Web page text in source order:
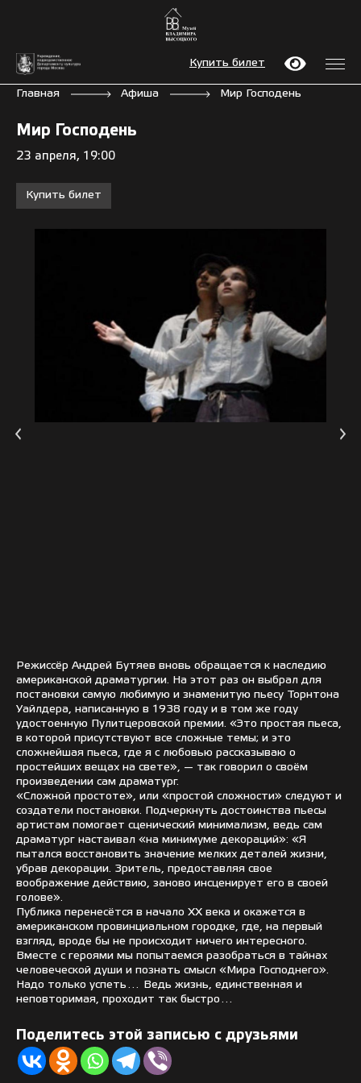
Купить билет
Главная Афиша Мир Господень
Мир Господень
23 апреля, 19:00
Купить билет
Режиссёр Андрей Бутяев вновь обращается к наследию
американской драматургии. На этот раз он выбрал для
постановки самую любимую и знаменитую пьесу Торнтона
Уайлдера, написанную в 1938 году и в том же году
удостоенную Пулитцеровской премии. «Это простая пьеса,
в которой присутствуют все сложные темы; и это
сложнейшая пьеса, где я с любовью рассказываю о
простейших вещах на свете», — так говорил о своём
произведении сам драматург.
«Сложной простоте», или «простой сложности» следуют и
создатели постановки. Подчеркнуть достоинства пьесы
артистам помогает сценический минимализм, ведь сам
драматург настаивал «на минимуме декораций»: «Я
пытался восстановить значение мелких деталей жизни,
убрав декорации. Зритель, предоставляя свое
воображение действию, заново инсценирует его в своей
голове».
Публика перенесётся в начало XX века и окажется в
американском провинциальном городке, где, на первый
взгляд, вроде бы не происходит ничего интересного.
Вместе с героями мы попытаемся разобраться в тайнах
человеческой души и познать смысл «Мира Господнего».
Надо только успеть… Ведь жизнь, единственная и
неповторимая, проходит так быстро…
Поделитесь этой записью с друзьями